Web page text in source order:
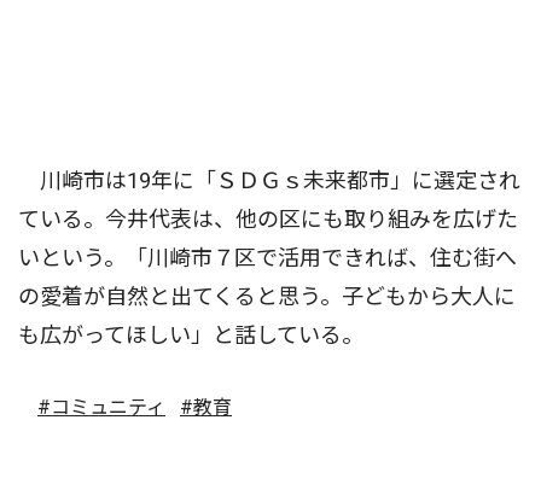
川崎市は19年に「ＳＤＧｓ未来都市」に選定され
ている。今井代表は、他の区にも取り組みを広げた
いという。「川崎市７区で活用できれば、住む街へ
の愛着が自然と出てくると思う。子どもから大人に
も広がってほしい」と話している。
#コミュニティ #教育